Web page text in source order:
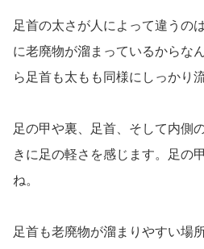
足首の太さが人によって違うの
に老廃物が溜まっているからな
ら足首も太もも同様にしっかり
足の甲や裏、足首、そして内側
きに足の軽さを感じます。足の
ね。
足首も老廃物が溜まりやすい場